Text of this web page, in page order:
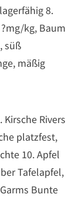
8.
kg, Baum
süß
mäßig
Rivers
platzfest,
10. Apfel
Tafelapfel,
Bunte